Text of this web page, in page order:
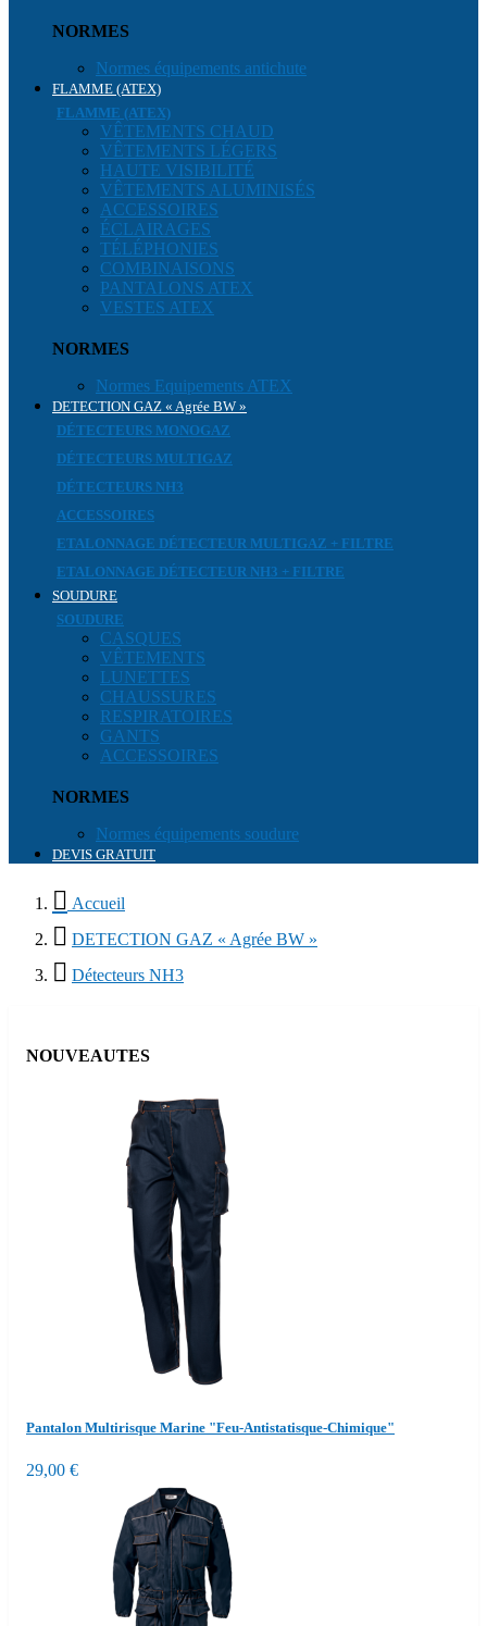
NORMES
Normes équipements antichute
FLAMME (ATEX)
FLAMME (ATEX)
VÊTEMENTS CHAUD
VÊTEMENTS LÉGERS
HAUTE VISIBILITÉ
VÊTEMENTS ALUMINISÉS
ACCESSOIRES
ÉCLAIRAGES
TÉLÉPHONIES
COMBINAISONS
PANTALONS ATEX
VESTES ATEX
NORMES
Normes Equipements ATEX
DETECTION GAZ « Agrée BW »
DÉTECTEURS MONOGAZ
DÉTECTEURS MULTIGAZ
DÉTECTEURS NH3
ACCESSOIRES
ETALONNAGE DÉTECTEUR MULTIGAZ + FILTRE
ETALONNAGE DÉTECTEUR NH3 + FILTRE
SOUDURE
SOUDURE
CASQUES
VÊTEMENTS
LUNETTES
CHAUSSURES
RESPIRATOIRES
GANTS
ACCESSOIRES
NORMES
Normes équipements soudure
DEVIS GRATUIT
 Accueil
 DETECTION GAZ « Agrée BW »
 Détecteurs NH3
NOUVEAUTES
Pantalon Multirisque Marine "Feu-Antistatisque-Chimique"
29,00 €